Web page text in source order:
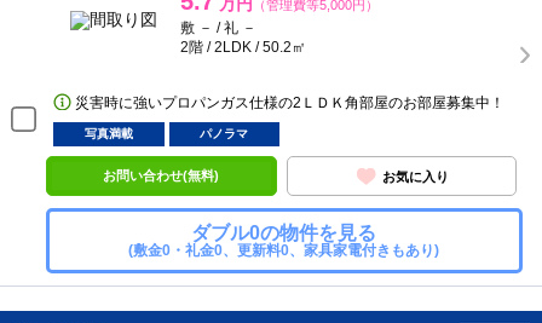
（管理費等5,000円）
敷 － / 礼 －
2階 / 2LDK / 50.2㎡
災害時に強いプロパンガス仕様の2ＬＤＫ角部屋のお部屋募集中！
写真満載 パノラマ
お問い合わせ(無料) お気に入り
ダブル0の物件を見る
(敷金0・礼金0、更新料0、家具家電付きもあり)